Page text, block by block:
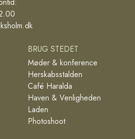
BRUG STEDET
Møder & konference
Herskabsstalden
Café Haralda
Haven & Venligheden
Laden
Photoshoot